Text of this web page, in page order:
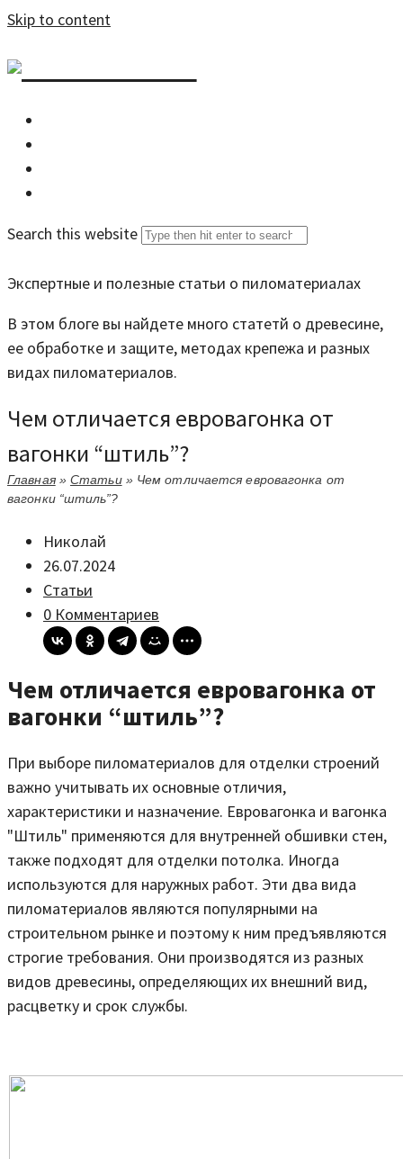
Skip to content
Search this website
Экспертные и полезные статьи о пиломатериалах
В этом блоге вы найдете много статетй о древесине,
ее обработке и защите, методах крепежа и разных
видах пиломатериалов.
Чем отличается евровагонка от
вагонки “штиль”?
Главная»Статьи» Чем отличается евровагонка от
вагонки “штиль”?
Николай
26.07.2024
Статьи
0 Комментариев
Чем отличается евровагонка от
вагонки “штиль”?
При выборе пиломатериалов для отделки строений
важно учитывать их основные отличия,
характеристики и назначение. Евровагонка и вагонка
"Штиль" применяются для внутренней обшивки стен,
также подходят для отделки потолка. Иногда
используются для наружных работ. Эти два вида
пиломатериалов являются популярными на
строительном рынке и поэтому к ним предъявляются
строгие требования. Они производятся из разных
видов древесины, определяющих их внешний вид,
расцветку и срок службы.